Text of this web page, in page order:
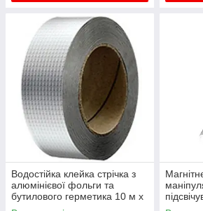
Водостійка клейка стрічка з
алюмінієвої фольги та
бутилового герметика 10 м х
100 мм